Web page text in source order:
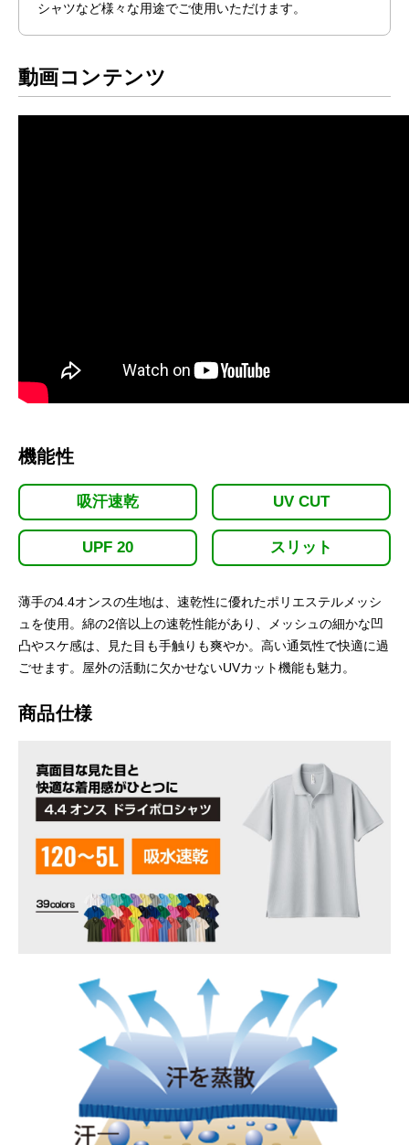
シャツなど様々な用途でご使用いただけます。
動画コンテンツ
機能性
吸汗速乾 UV CUT
UPF 20 スリット
薄手の4.4オンスの生地は、速乾性に優れたポリエステルメッシ
ュを使用。綿の2倍以上の速乾性能があり、メッシュの細かな凹
凸やスケ感は、見た目も手触りも爽やか。高い通気性で快適に過
ごせます。屋外の活動に欠かせないUVカット機能も魅力。
商品仕様